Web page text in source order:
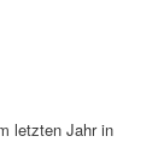
letzten Jahr in